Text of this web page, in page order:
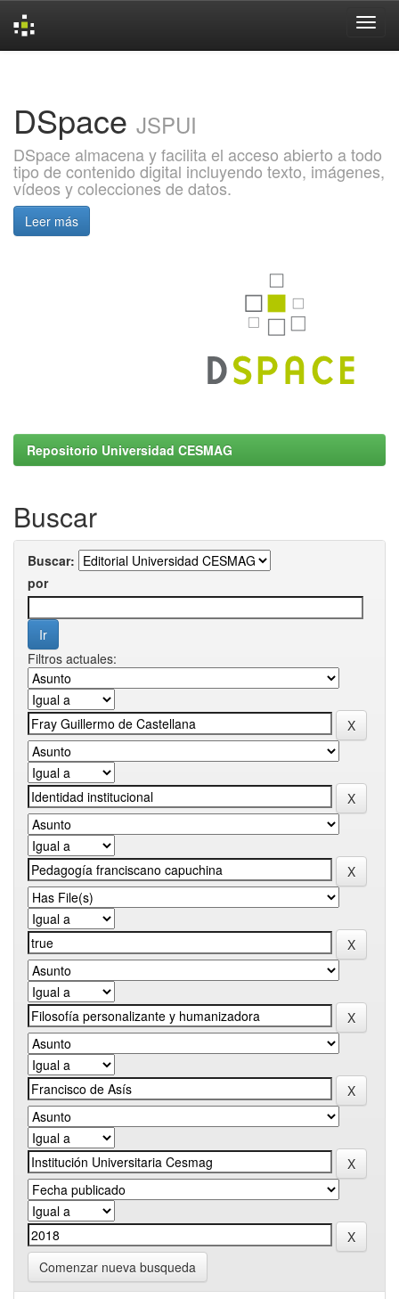
DSpace JSPUI
DSpace almacena y facilita el acceso abierto a todo
tipo de contenido digital incluyendo texto, imágenes,
vídeos y colecciones de datos.
Leer más
Repositorio Universidad CESMAG
Buscar
Buscar:
por
Filtros actuales:
Comenzar nueva busqueda